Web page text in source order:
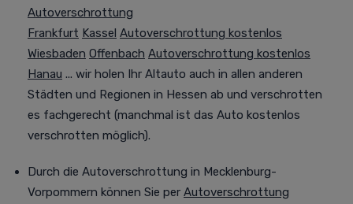
Autoverschrottung
Frankfurt Kassel Autoverschrottung kostenlos
Wiesbaden Offenbach Autoverschrottung kostenlos
Hanau ... wir holen Ihr Altauto auch in allen anderen
Städten und Regionen in Hessen ab und verschrotten
es fachgerecht (manchmal ist das Auto kostenlos
verschrotten möglich).
Durch die Autoverschrottung in Mecklenburg-
Vorpommern können Sie per Autoverschrottung